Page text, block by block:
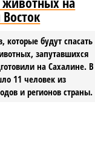
которые будут спасать
запутавшихся
на Сахалине. В
11 человек из
и регионов страны.